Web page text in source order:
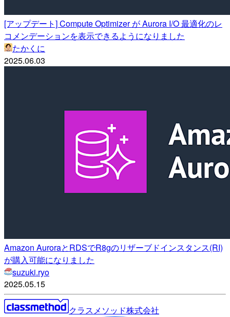
[アップデート] Compute Optimizer が Aurora I/O 最適化のレ
コメンデーションを表示できるようになりました
たかくに
2025.06.03
Amazon AuroraとRDSでR8gのリザーブドインスタンス(RI)
が購入可能になりました
suzuki.ryo
2025.05.15
クラスメソッド株式会社